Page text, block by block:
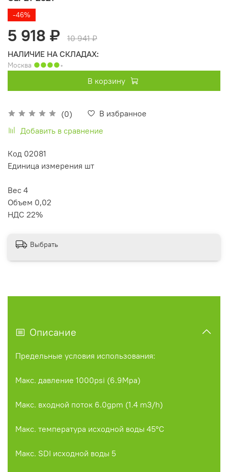
(0)
В избранное
Добавить в сравнение
-46%
5 918 ₽
10 941 ₽
НАЛИЧИЕ НА СКЛАДАХ:
Москва ●●●●◦
В корзину
Код 02081
Единица измерения шт
Вес 4
Объем 0,02
НДС 22%
Выбрать
Описание
Предельные условия использования:
Макс. давление 1000psi (6.9Mpa)
Макс. входной поток 6.0gpm (1.4 m3/h)
Макс. температура исходной воды 45°С
Макс. SDI исходной воды 5